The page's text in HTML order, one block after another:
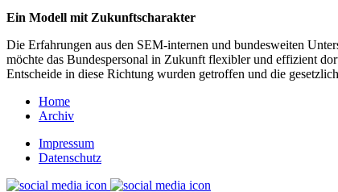
Ein Modell mit Zukunftscharakter
Die Erfahrungen aus den SEM-internen und bundesweiten
möchte das Bundespersonal in Zukunft flexibler und effizient
Entscheide in diese Richtung wurden getroffen und die
Home
Archiv
Impressum
Datenschutz